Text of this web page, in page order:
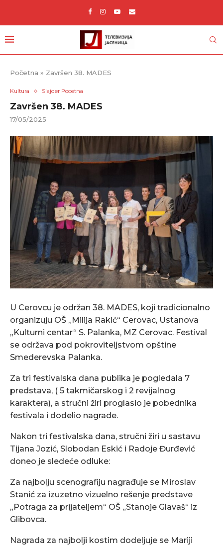
Početna » Završen 38. MADES
Kultura Slajder Pocetna
Završen 38. MADES
17/05/2025
U Cerovcu je održan 38. MADES, koji tradicionalno
organizuju OŠ „Milija Rakić“ Cerovac, Ustanova
„Kulturni centar“ S. Palanka, MZ Cerovac. Festival
se održava pod pokroviteljstvom opštine
Smederevska Palanka.
Za tri festivalska dana publika je pogledala 7
predstava, ( 5 takmičarskog i 2 revijalnog
karaktera), a stručni žiri proglasio je pobednika
festivala i dodelio nagrade.
Nakon tri festivalska dana, stručni žiri u sastavu
Tijana Jozić, Slobodan Eskić i Radoje Đurđević
doneo je sledeće odluke:
Za najbolju scenografiju nagrađuje se Miroslav
Stanić za izuzetno vizuelno rešenje predstave
„Potraga za prijateljem“ OŠ „Stanoje Glavaš“ iz
Glibovca.
Nagrada za najbolji kostim dodeljuje se Mariji